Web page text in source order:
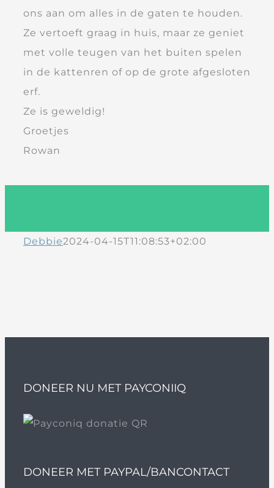
ons aan om alles in de gaten te houden.
Ze vertoeft graag in huis, maar ze geniet
met volle teugen van het buiten spelen
in de kattenren of op de grote afgesloten
erf.
Ze is geweldig!
Groetjes
Rowan
Debbie2024-04-15T11:08:53+02:00
DONEER NU MET PAYCONIIQ
DONEER MET PAYPAL/BANCONTACT